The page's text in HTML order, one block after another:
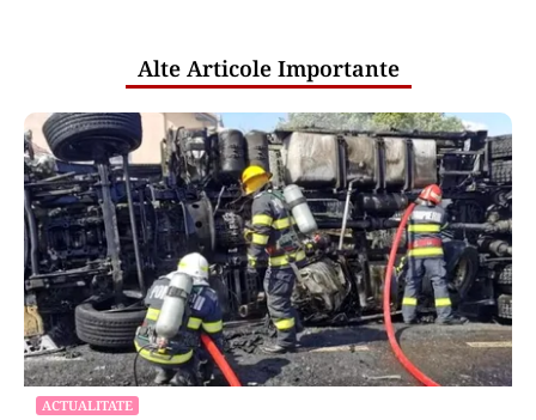
Alte Articole Importante
ACTUALITATE